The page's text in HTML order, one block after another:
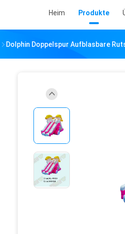
Heim Produkte
Dolphin Doppelspur Aufblasbare